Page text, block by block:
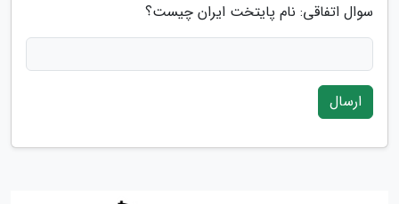
سوال اتفاقی: نام پایتخت ایران چیست؟
ارسال